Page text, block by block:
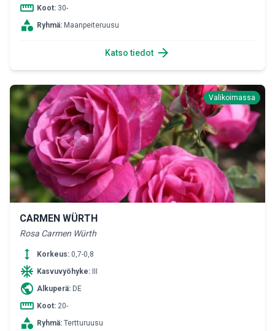
straighten Koot: 30-
category Ryhmä: Maanpeiteruusu
Katso tiedot arrow_forward
Valikoimassa
CARMEN WÜRTH
Rosa Carmen Würth
height Korkeus: 0,7-0,8
ac_unit Kasvuvyöhyke:
public Alkuperä: DE
straighten Koot: 20-
category Ryhmä: Tertturuusu